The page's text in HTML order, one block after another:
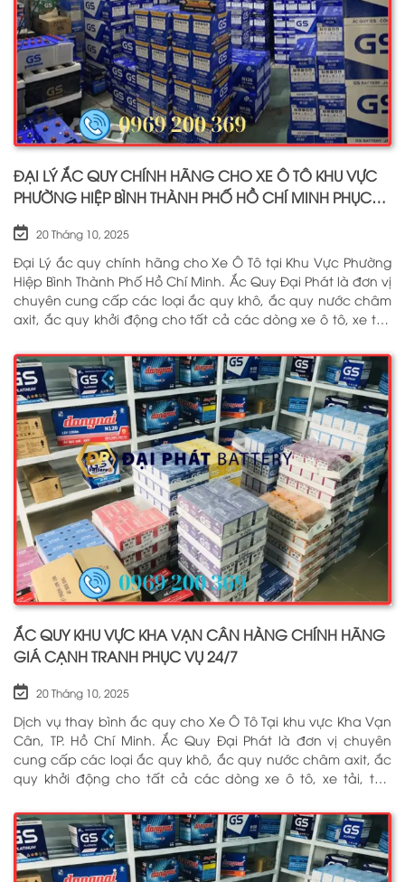
ĐẠI LÝ ẮC QUY CHÍNH HÃNG CHO XE Ô TÔ KHU VỰC
PHƯỜNG HIỆP BÌNH THÀNH PHỐ HỒ CHÍ MINH PHỤC
20 Tháng 10, 2025
Đại Lý ắc quy chính hãng cho Xe Ô Tô tại Khu Vực Phường
Hiệp Bình Thành Phố Hồ Chí Minh. Ắc Quy Đại Phát là đơn vị
chuyên cung cấp các loại ắc quy khô, ắc quy nước châm
axit, ắc quy khởi động cho tất cả các dòng xe ô tô, xe tải,
thương hiệu như: GS, ĐỒNG NAI, VARTA, DELKOR, SOLITE,
ENIMAC, BOSCH, ROCKET. Tell: 0969 200 369
ẮC QUY KHU VỰC KHA VẠN CÂN HÀNG CHÍNH HÃNG
GIÁ CẠNH TRANH PHỤC VỤ 24/7
20 Tháng 10, 2025
Dịch vụ thay bình ắc quy cho Xe Ô Tô Tại khu vực Kha Vạn
Cân, TP. Hồ Chí Minh. Ắc Quy Đại Phát là đơn vị chuyên
cung cấp các loại ắc quy khô, ắc quy nước châm axit, ắc
quy khởi động cho tất cả các dòng xe ô tô, xe tải, tàu
hiệu như: GS, ĐỒNG NAI, VARTA, DELKOR, SOLITE, ENIMAC,
BOSCH, ROCKET. Tell: 0969 200 369